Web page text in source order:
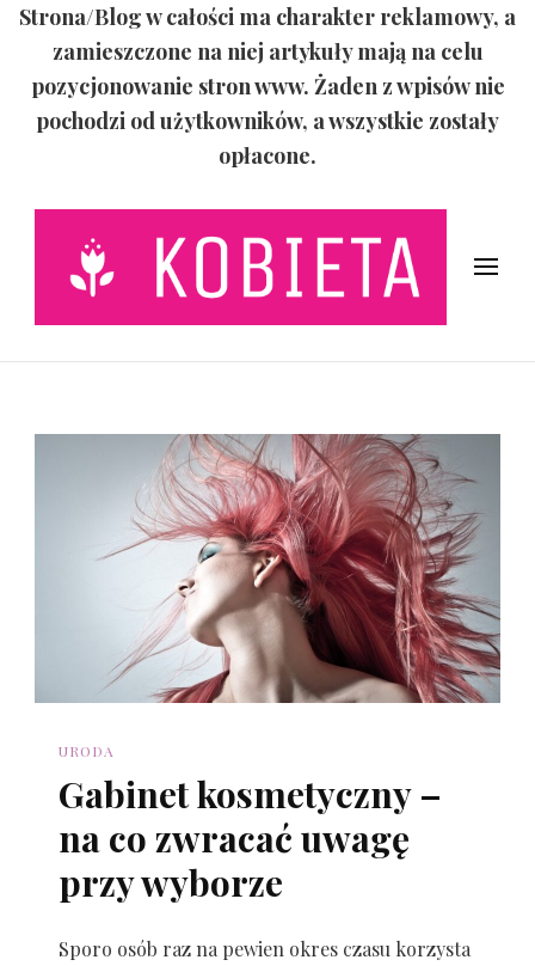
Strona/Blog w całości ma charakter reklamowy, a
zamieszczone na niej artykuły mają na celu
pozycjonowanie stron www. Żaden z wpisów nie
pochodzi od użytkowników, a wszystkie zostały
opłacone.
Świat Kobiety
URODA
Gabinet kosmetyczny –
na co zwracać uwagę
przy wyborze
Sporo osób raz na pewien okres czasu korzysta